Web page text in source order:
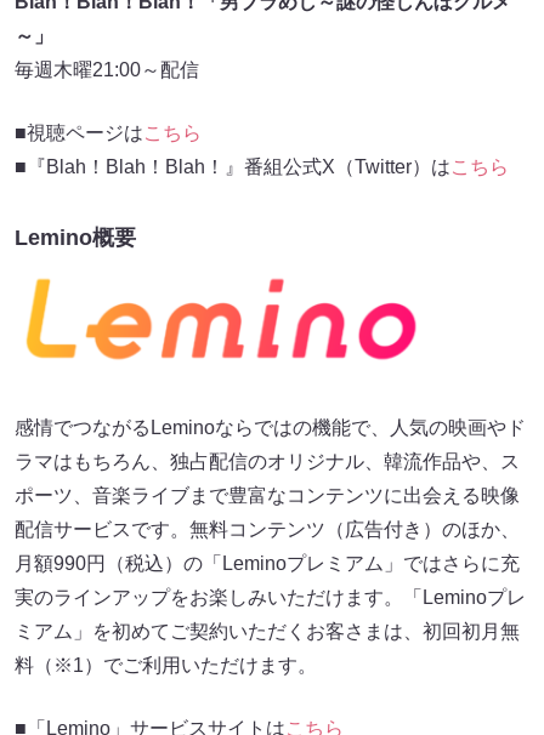
～」
毎週木曜21:00～配信
■視聴ページはこちら
■『Blah！Blah！Blah！』番組公式X（Twitter）はこちら
Lemino概要
感情でつながるLeminoならではの機能で、人気の映画やド
ラマはもちろん、独占配信のオリジナル、韓流作品や、ス
ポーツ、音楽ライブまで豊富なコンテンツに出会える映像
配信サービスです。無料コンテンツ（広告付き）のほか、
月額990円（税込）の「Leminoプレミアム」ではさらに充
実のラインアップをお楽しみいただけます。「Leminoプレ
ミアム」を初めてご契約いただくお客さまは、初回初月無
料（※1）でご利用いただけます。
■「Lemino」サービスサイトはこちら